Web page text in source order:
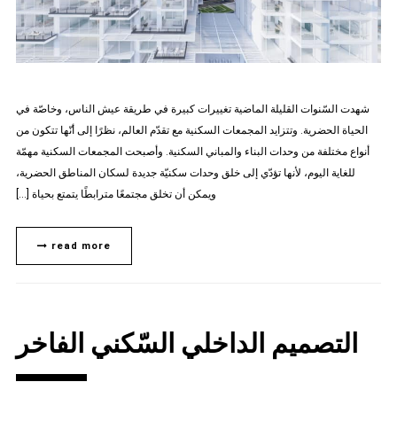
شهدت السّنوات القليلة الماضية تغييرات كبيرة في طريقة عيش الناس، وخاصّة في
الحياة الحضرية. وتتزايد المجمعات السكنية مع تقدّم العالم، نظرًا إلى أنّها تتكون من
أنواع مختلفة من وحدات البناء والمباني السكنية. وأصبحت المجمعات السكنية مهمّة
للغاية اليوم، لأنها تؤدّي إلى خلق وحدات سكنيّة جديدة لسكان المناطق الحضرية،
ويمكن أن تخلق مجتمعًا مترابطًا يتمتع بحياة […]
read more
التصميم الداخلي السّكني الفاخر